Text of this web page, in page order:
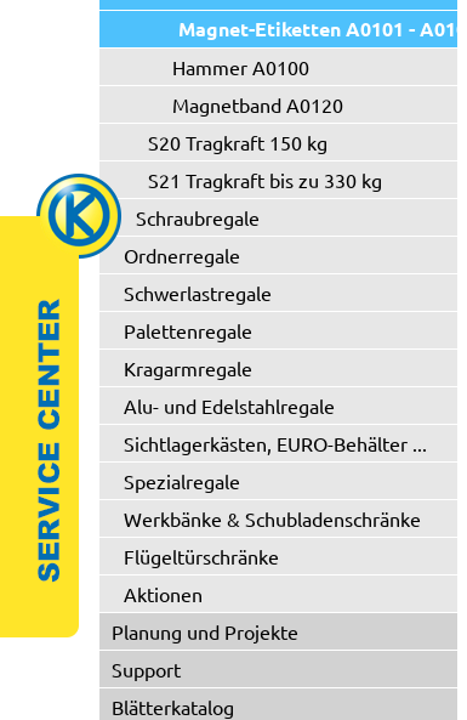
Magnet-Etiketten A0101 - A0102
Hammer A0100
Magnetband A0120
S20 Tragkraft 150 kg
S21 Tragkraft bis zu 330 kg
Schraubregale
Ordnerregale
Schwerlastregale
Palettenregale
Kragarmregale
Alu- und Edelstahlregale
Sichtlagerkästen, EURO-Behälter ...
Spezialregale
Werkbänke & Schubladenschränke
Flügeltürschränke
Aktionen
Planung und Projekte
Support
Blätterkatalog